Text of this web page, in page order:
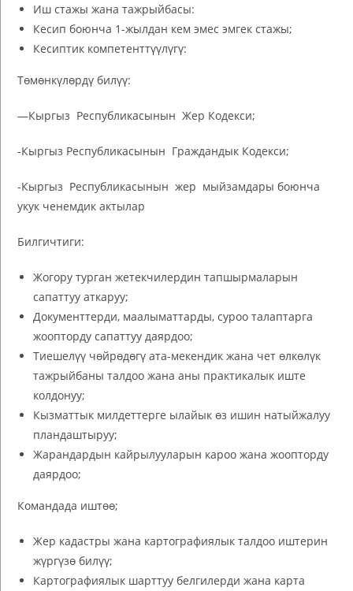
Иш стажы жана тажрыйбасы:
Кесип боюнча 1-жылдан кем эмес эмгек стажы;
Кесиптик компетенттүүлүгү:
Төмөнкүлөрдү билүү:
—Кыргыз Республикасынын Жер Кодекси;
-Кыргыз Республикасынын Граждандык Кодекси;
-Кыргыз Республикасынын жер мыйзамдары боюнча
укук ченемдик актылар
Билгичтиги:
Жогору турган жетекчилердин тапшырмаларын
сапаттуу аткаруу;
Документтерди, маалыматтарды, суроо талаптарга
жоопторду сапаттуу даярдоо;
Тиешелүү чөйрөдөгү ата-мекендик жана чет өлкөлүк
тажрыйбаны талдоо жана аны практикалык иште
колдонуу;
Кызматтык милдеттерге ылайык өз ишин натыйжалуу
пландаштыруу;
Жарандардын кайрылууларын кароо жана жоопторду
даярдоо;
Командада иштөө;
Жер кадастры жана картографиялык талдоо иштерин
жүргүзө билүү;
Картографиялык шарттуу белгилерди жана карта